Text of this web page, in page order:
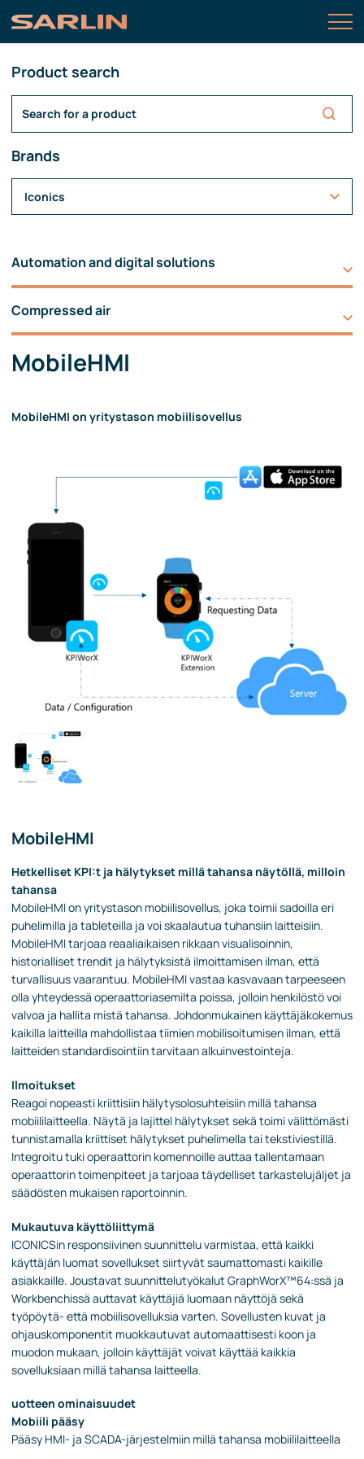
Product search
Brands
Iconics
Automation and digital solutions
Compressed air
MobileHMI
MobileHMI on yritystason mobiilisovellus
MobileHMI
Hetkelliset KPI:t ja hälytykset millä tahansa näytöllä, milloin
tahansa
MobileHMI on yritystason mobiilisovellus, joka toimii sadoilla eri
puhelimilla ja tableteilla ja voi skaalautua tuhansiin laitteisiin.
MobileHMI tarjoaa reaaliaikaisen rikkaan visualisoinnin,
historialliset trendit ja hälytyksistä ilmoittamisen ilman, että
turvallisuus vaarantuu. MobileHMI vastaa kasvavaan tarpeeseen
olla yhteydessä operaattoriasemilta poissa, jolloin henkilöstö voi
valvoa ja hallita mistä tahansa. Johdonmukainen käyttäjäkokemus
kaikilla laitteilla mahdollistaa tiimien mobilisoitumisen ilman, että
laitteiden standardisointiin tarvitaan alkuinvestointeja.
Ilmoitukset
Reagoi nopeasti kriittisiin hälytysolosuhteisiin millä tahansa
mobiililaitteella. Näytä ja lajittel hälytykset sekä toimi välittömästi
tunnistamalla kriittiset hälytykset puhelimella tai tekstiviestillä.
Integroitu tuki operaattorin komennoille auttaa tallentamaan
operaattorin toimenpiteet ja tarjoaa täydelliset tarkastelujäljet ja
säädösten mukaisen raportoinnin.
Mukautuva käyttöliittymä
ICONICSin responsiivinen suunnittelu varmistaa, että kaikki
käyttäjän luomat sovellukset siirtyvät saumattomasti kaikille
asiakkaille. Joustavat suunnittelutyökalut GraphWorX™64:ssä ja
Workbenchissä auttavat käyttäjiä luomaan näyttöjä sekä
työpöytä- että mobiilisovelluksia varten. Sovellusten kuvat ja
ohjauskomponentit muokkautuvat automaattisesti koon ja
muodon mukaan, jolloin käyttäjät voivat käyttää kaikkia
sovelluksiaan millä tahansa laitteella.
uotteen ominaisuudet
Mobiili pääsy
Pääsy HMI- ja SCADA-järjestelmiin millä tahansa mobiililaitteella